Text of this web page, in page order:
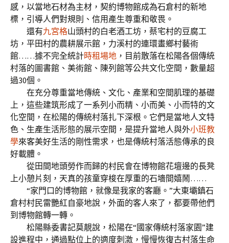
感，以當地石材為主材，契約博物館成為石倉村的新地
標，引導人們對規則、信用產生尊重和敬畏。
還有九宮格山頭村的白老酒工坊，蔡宅村的豆腐工
坊，平田村的農耕展示館，力溪村的連環畫鄉村藝術
館……據不完全統計時租場地 ，目前散落在松陽各個傳統
村落的圖書館、美術館、陳列館等公共文化空間，數量超
過30個。
在充分尊重當地傳統、文化、產業和空間肌理的基礎
上，這些建筑形成了一系列小而精、小而美、小而特的文
化空間，在松陽的傳統村落扎下深根。它們是當地人文特
色、生產生活形態的展示空間，是提升當地人與外小班教
學來客美好生活的剛性需求，也是傳統村落活態傳承的良
好載體。
從田間地頭勞作而歸的村民會在博物館花壇邊的長凳
上小憩片刻，天真的孩童穿梭在厚重的石墻間嬉鬧……
“家門口的博物館，就像是我家的客廳。”大東壩鎮石
倉村村民雷艷紅自豪地說，外面的客人來了，都要帶他們
到博物館轉一轉。
松陽縣委書記莫靚說，松陽在“國家傳統村落家園”建
設進程中，通過點位上的適度刺激，慢慢恢復古村落生命